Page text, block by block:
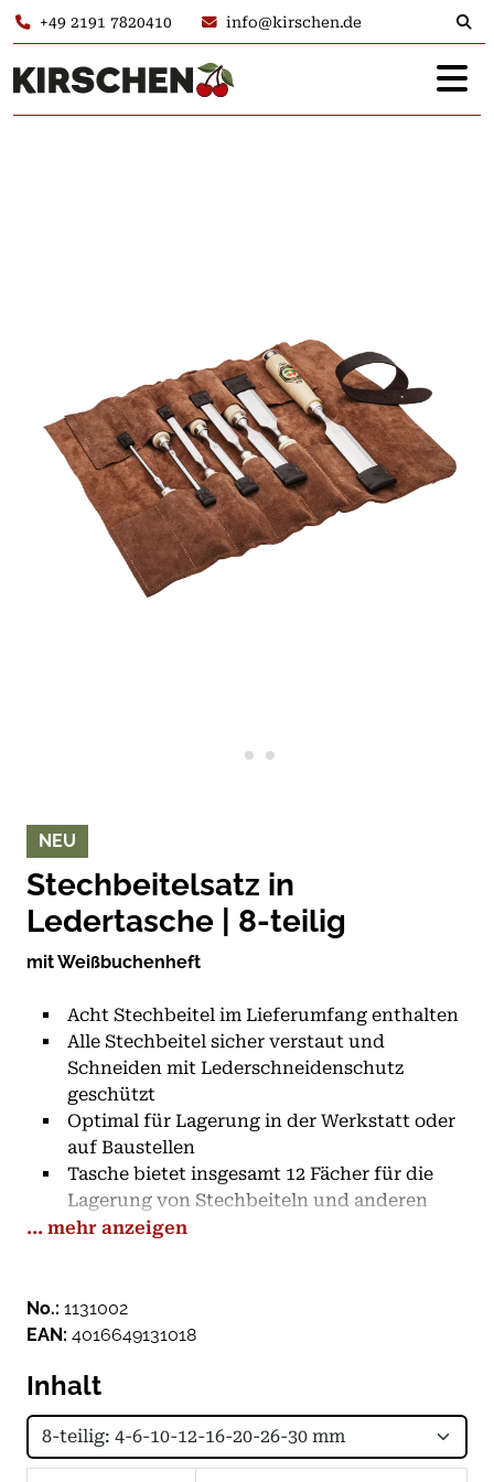
+49 2191 7820410 info@kirschen.de
NEU
Stechbeitelsatz in
Ledertasche | 8-teilig
mit Weißbuchenheft
Acht Stechbeitel im Lieferumfang enthalten
Alle Stechbeitel sicher verstaut und
Schneiden mit Lederschneidenschutz
geschützt
Optimal für Lagerung in der Werkstatt oder
auf Baustellen
Tasche bietet insgesamt 12 Fächer für die
Lagerung von Stechbeiteln und anderen
Werkzeugen
Riefenfrei-polierte Klingen mit Seitenfasen
Heft verstärkt mit Schlagring und Zwinge
weiches bis mittelhartes Holz
2/3 der Klingennutzfläche gehärtet
Weitere Informationen zur Ledertasche:
12 Fächer
... mehr anzeigen
No.: 1131002
EAN: 4016649131018
Inhalt